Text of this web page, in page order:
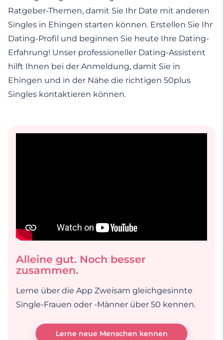
Ratgeber-Themen, damit Sie Ihr Date mit anderen
Singles in Ehingen starten können. Erstellen Sie Ihr
Dating-Profil und beginnen Sie heute Ihre Dating-
Erfahrung! Unser professioneller Dating-Assistent
hilft Ihnen bei der Anmeldung, damit Sie in
Ehingen und in der Nähe die richtigen 50plus
Singles kontaktieren können.
Alleine gut. Noch besser
zusammen.
Lerne über die App Zweisam gleichgesinnte
Single-Frauen oder -Männer über 50 kennen.
Lerne neue Menschen kennen